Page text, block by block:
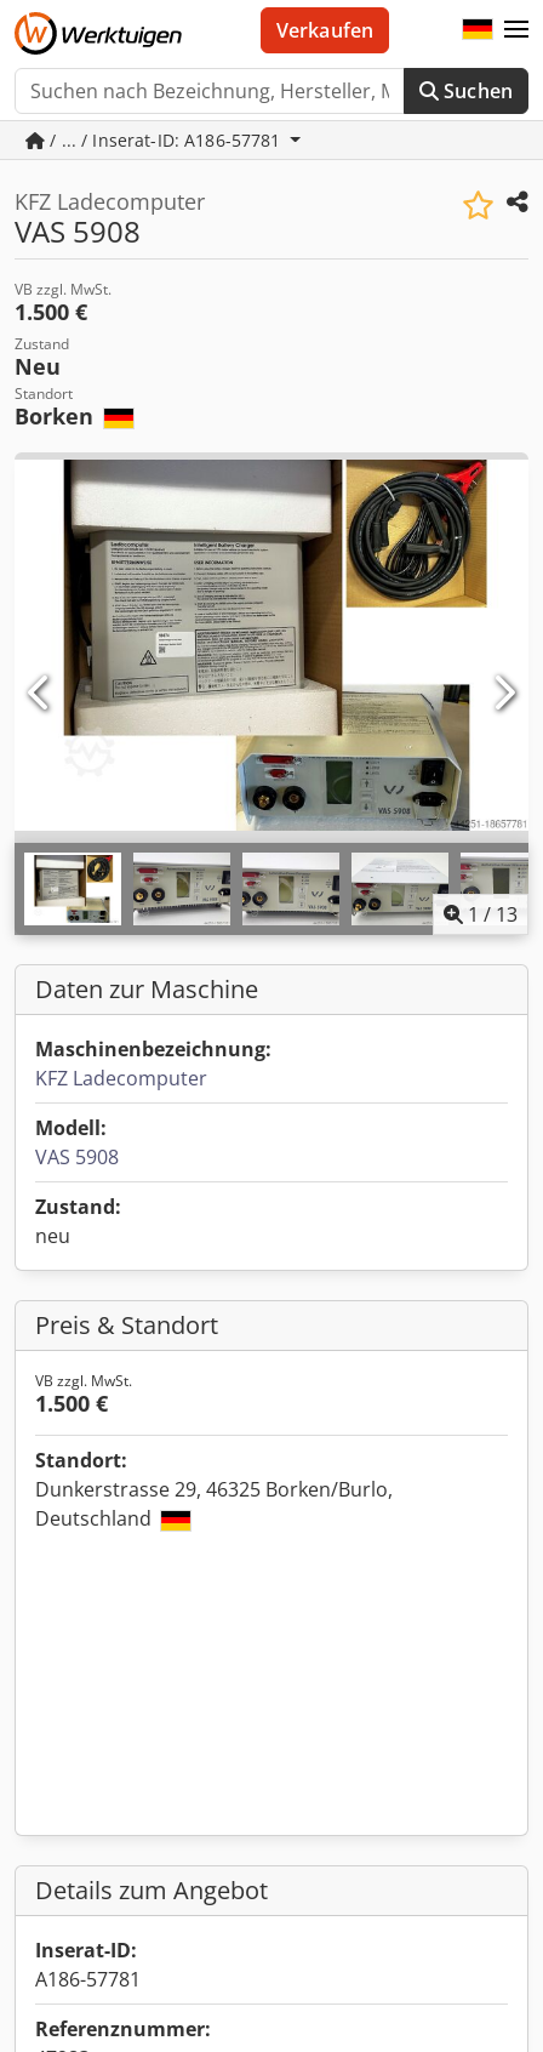
Suchen
Verkaufen
/ ... / Inserat-ID: A186-57781
KFZ Ladecomputer
VAS 5908
VB zzgl. MwSt.
1.500 €
Zustand
Neu
Standort
Borken
1 / 13
Daten zur Maschine
Maschinenbezeichnung:
KFZ Ladecomputer
Modell:
VAS 5908
Zustand:
neu
Preis & Standort
VB zzgl. MwSt.
1.500 €
Standort:
Dunkerstrasse 29, 46325 Borken/Burlo,
Deutschland
Details zum Angebot
Inserat-ID:
A186-57781
Referenznummer: